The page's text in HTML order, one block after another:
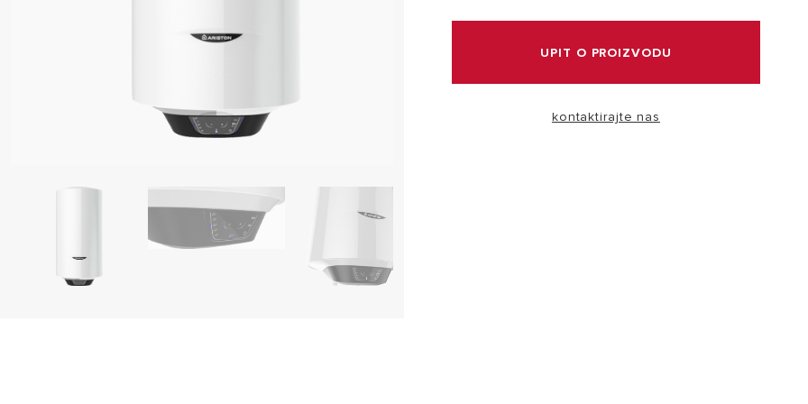
GRIJALICE VODE
UPIT O PROIZVODU
kontaktirajte nas